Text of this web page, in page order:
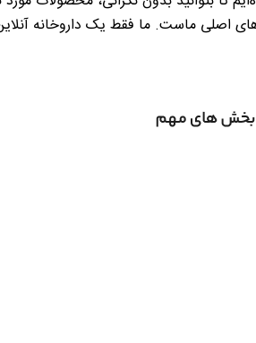
اصلی ماست. ما فقط یک داروخانه